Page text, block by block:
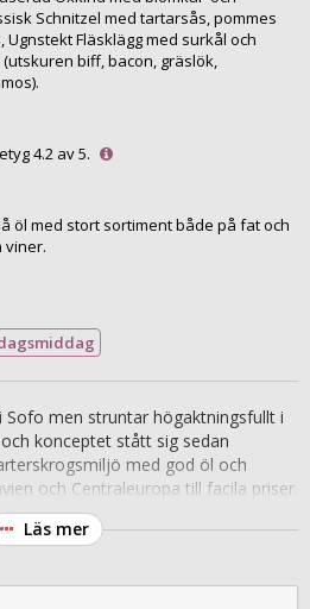
Schnitzel med tartarsås, pommes
Fläsklägg med surkål och
biff, bacon, gräslök,
4.2 av 5.
öl med stort sortiment både på fat och
viner.
men struntar högaktningsfullt i
konceptet stått sig sedan
med god öl och
och Centraleuropa till facila priser.
och ugnsstekt helt fläsklägg av
surkål och knödel sköljs ner med
väldigt hög lägstanivå.
Läs mer